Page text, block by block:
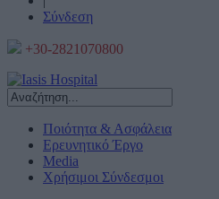
Σύνδεση
+30-2821070800
Ποιότητα & Ασφάλεια
Ερευνητικό Έργο
Media
Χρήσιμοι Σύνδεσμοι